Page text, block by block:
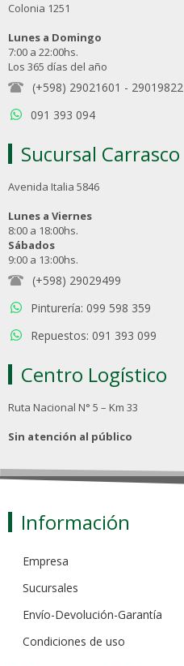
Colonia 1251
Lunes a Domingo
7:00 a 22:00hs.
Los 365 días del año
(+598) 29021601 - 29019822
091 393 094
Sucursal Carrasco
Avenida Italia 5846
Lunes a Viernes
8:00 a 18:00hs.
Sábados
9:00 a 13:00hs.
(+598) 29029499
Pinturería: 099 598 359
Repuestos: 091 393 099
Centro Logístico
Ruta Nacional N° 5 – Km 33
Sin atención al público
Información
Empresa
Sucursales
Envío-Devolución-Garantía
Condiciones de uso